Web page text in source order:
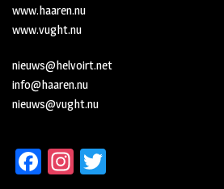
www.haaren.nu
www.vught.nu
nieuws@helvoirt.net
info@haaren.nu
nieuws@vught.nu
Fa In